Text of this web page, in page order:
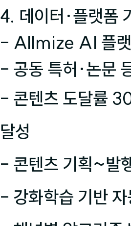
4. 데이터·플랫폼
- Allmize AI 플랫
- 공동 특허·논문
- 콘텐츠 도달률
달성
- 콘텐츠 기획~발
- 강화학습 기반